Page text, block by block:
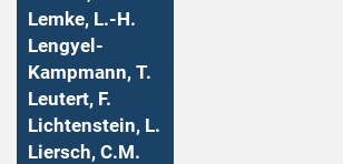
Lemke, L.-H.
Lengyel-
Kampmann, T.
Leutert, F.
Lichtenstein, L.
Liersch, C.M.